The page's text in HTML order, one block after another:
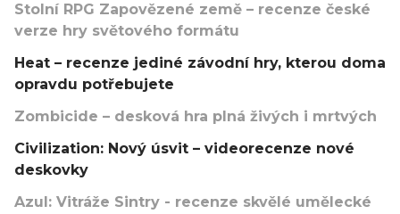
Stolní RPG Zapovězené země – recenze české
verze hry světového formátu
Heat – recenze jediné závodní hry, kterou doma
opravdu potřebujete
Zombicide – desková hra plná živých i mrtvých
Civilization: Nový úsvit – videorecenze nové
deskovky
Azul: Vitráže Sintry - recenze skvělé umělecké